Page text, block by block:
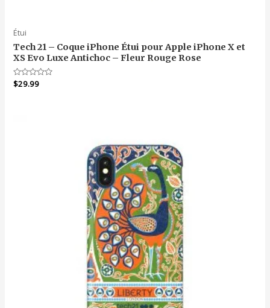
Étui
Tech 21 – Coque iPhone Étui pour Apple iPhone X et
XS Evo Luxe Antichoc – Fleur Rouge Rose
Note
0
$29.99